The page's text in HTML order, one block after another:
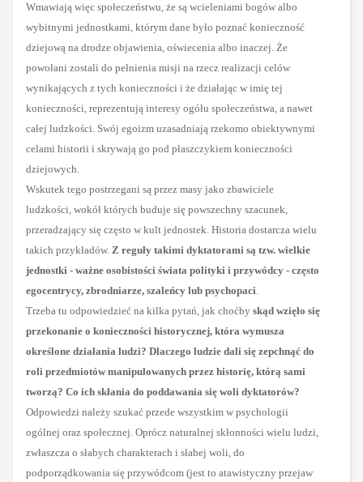
Wmawiają więc społeczeństwu, że są wcieleniami bogów albo
wybitnymi jednostkami, którym dane było poznać konieczność
dziejową na drodze objawienia, oświecenia albo inaczej. Że
powołani zostali do pełnienia misji na rzecz realizacji celów
wynikających z tych konieczności i że działając w imię tej
konieczności, reprezentują interesy ogółu społeczeństwa, a nawet
całej ludzkości. Swój egoizm uzasadniają rzekomo obiektywnymi
celami historii i skrywają go pod płaszczykiem konieczności
dziejowych.
Wskutek tego postrzegani są przez masy jako zbawiciele
ludzkości, wokół których buduje się powszechny szacunek,
przeradzający się często w kult jednostek. Historia dostarcza wielu
takich przykładów. Z reguły takimi dyktatorami są tzw. wielkie
jednostki - ważne osobistości świata polityki i przywódcy - często
egocentrycy, zbrodniarze, szaleńcy lub psychopaci.
Trzeba tu odpowiedzieć na kilka pytań, jak choćby skąd wzięło się
przekonanie o konieczności historycznej, która wymusza
określone działania ludzi? Dlaczego ludzie dali się zepchnąć do
roli przedmiotów manipulowanych przez historię, którą sami
tworzą? Co ich skłania do poddawania się woli dyktatorów?
Odpowiedzi należy szukać przede wszystkim w psychologii
ogólnej oraz społecznej. Oprócz naturalnej skłonności wielu ludzi,
zwłaszcza o słabych charakterach i słabej woli, do
podporządkowania się przywódcom (jest to atawistyczny przejaw